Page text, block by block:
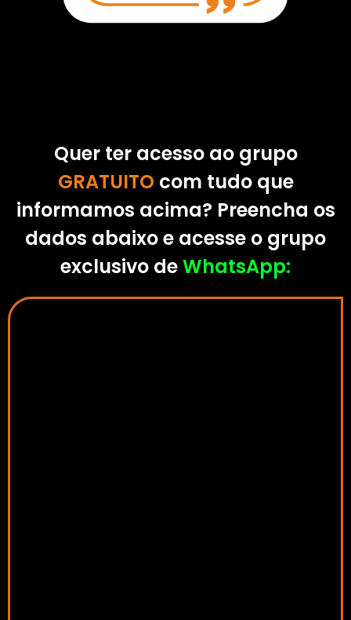
Quer ter acesso ao grupo
GRATUITO com tudo que
informamos acima? Preencha os
dados abaixo e acesse o grupo
exclusivo deWhatsApp: